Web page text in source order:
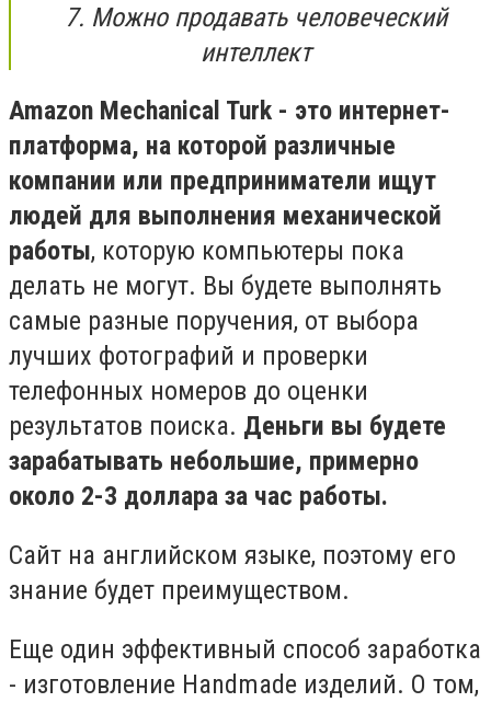
7. Можно продавать человеческий
интеллект
Amazon Mechanical Turk - это интернет-
платформа, на которой различные
компании или предприниматели ищут
людей для выполнения механической
работы, которую компьютеры пока
делать не могут. Вы будете выполнять
самые разные поручения, от выбора
лучших фотографий и проверки
телефонных номеров до оценки
результатов поиска. Деньги вы будете
зарабатывать небольшие, примерно
около 2-3 доллара за час работы.
Сайт на английском языке, поэтому его
знание будет преимуществом.
Еще один эффективный способ заработка
- изготовление Handmade изделий. О том,